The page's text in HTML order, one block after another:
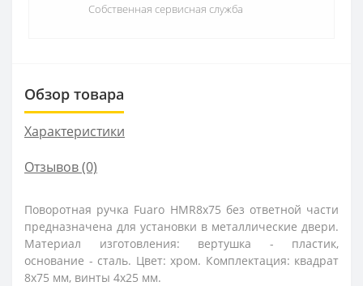
Собственная сервисная служба
Обзор товара
Характеристики
Отзывов (0)
Поворотная ручка Fuaro HMR8x75 без ответной части
предназначена для установки в металлические двери.
Материал изготовления: вертушка - пластик,
основание - сталь. Цвет: хром. Комплектация: квадрат
8x75 мм, винты 4x25 мм.